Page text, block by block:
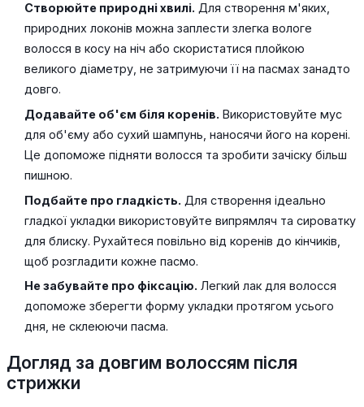
Створюйте природні хвилі. Для створення м'яких,
природних локонів можна заплести злегка вологе
волосся в косу на ніч або скористатися плойкою
великого діаметру, не затримуючи її на пасмах занадто
довго.
Додавайте об'єм біля коренів. Використовуйте мус
для об'єму або сухий шампунь, наносячи його на корені.
Це допоможе підняти волосся та зробити зачіску більш
пишною.
Подбайте про гладкість. Для створення ідеально
гладкої укладки використовуйте випрямляч та сироватку
для блиску. Рухайтеся повільно від коренів до кінчиків,
щоб розгладити кожне пасмо.
Не забувайте про фіксацію. Легкий лак для волосся
допоможе зберегти форму укладки протягом усього
дня, не склеюючи пасма.
Догляд за довгим волоссям після
стрижки